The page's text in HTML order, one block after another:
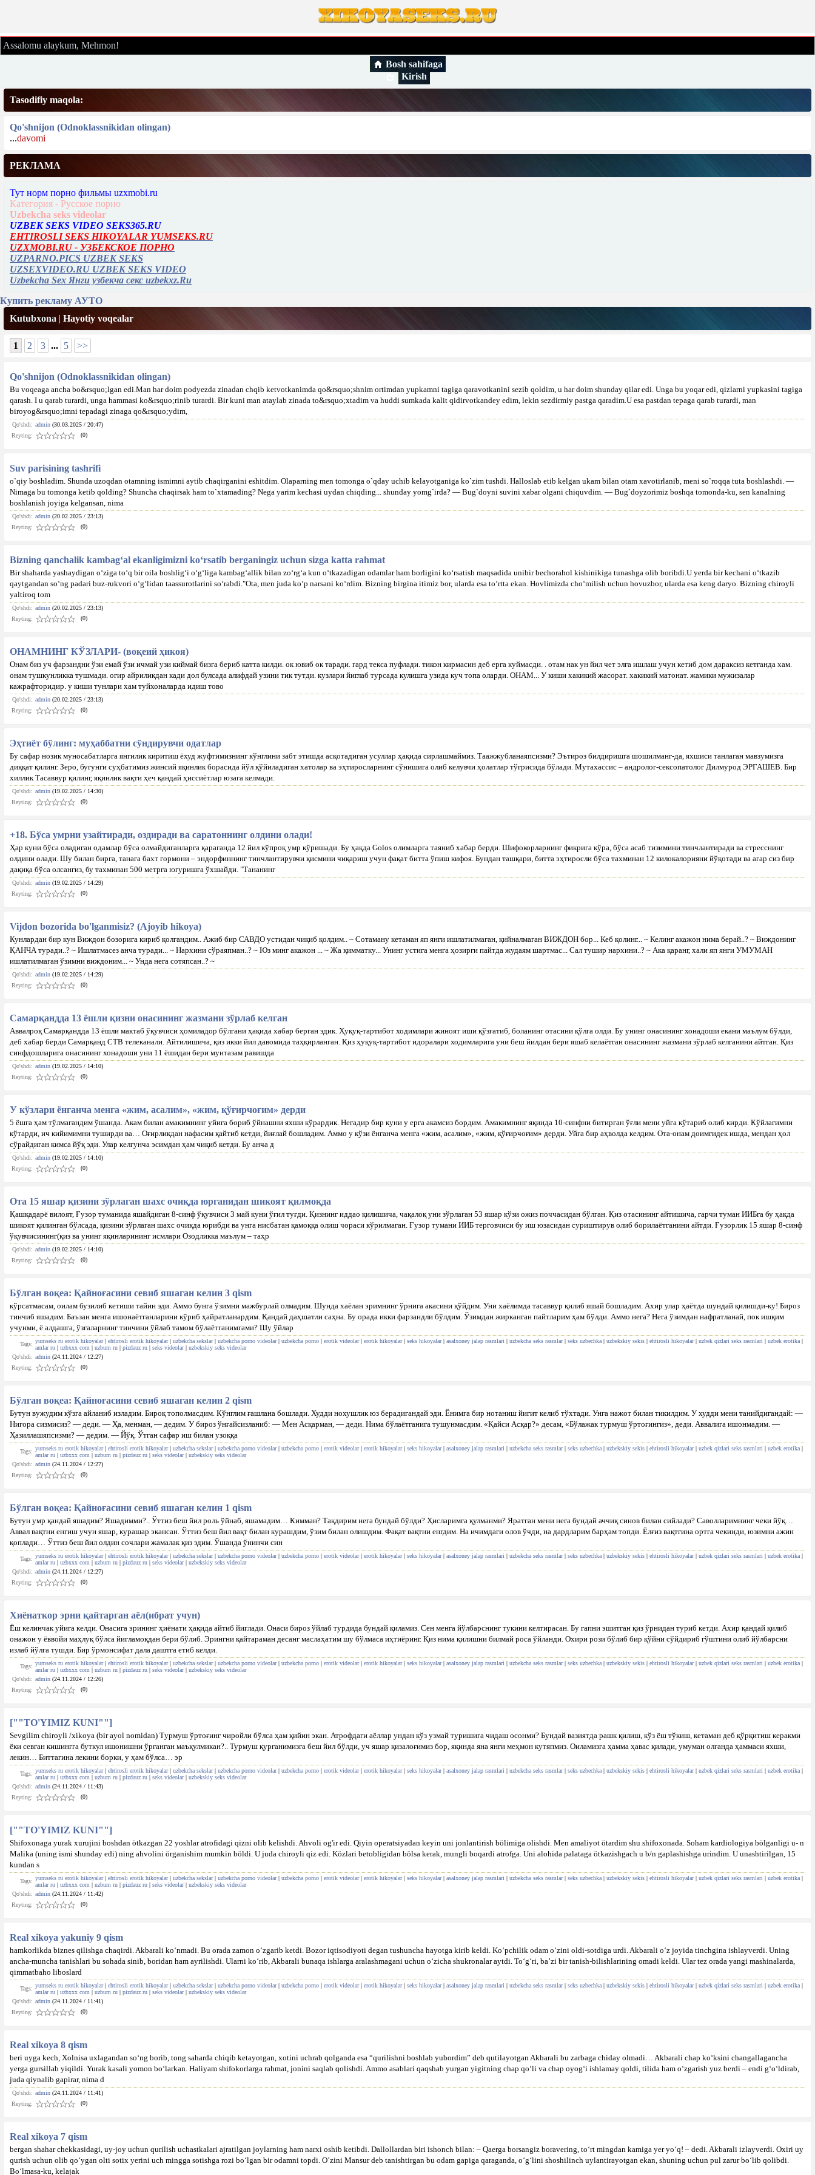
Assalomu alaykum, Mehmon!
Bosh sahifaga
Kirish
Tasodifiy maqola:
Qo'shnijon (Odnoklassnikidan olingan)
...davomi
РЕКЛАМА
Тут норм порно фильмы uzxmobi.ru
Категория - Русское порно
Uzbekcha seks videolar
UZBEK SEKS VIDEO SEKS365.RU
EHTIROSLI SEKS HIKOYALAR YUMSEKS.RU
UZXMOBI.RU - УЗБЕКСКОЕ ПОРНО
UZPARNO.PICS UZBEK SEKS
UZSEXVIDEO.RU UZBEK SEKS VIDEO
Uzbekcha Sex Янги узбекча секс uzbekxz.Ru
Купить рекламу АУТО
Kutubxona | Hayotiy voqealar
1 2 3 ... 5 >>
Qo'shnijon (Odnoklassnikidan olingan)
Bu voqeaga ancha bo&rsquo;lgan edi.Man har doim podyezda zinadan chqib ketvotkanimda qo&rsquo;shnim ortimdan yupkamni tagiga qaravotkanini sezib qoldim, u har doim shunday qilar edi. Unga bu yoqar edi, qizlarni yupkasini tagiga
qarash. I u qarab turardi, unga hammasi ko&rsquo;rinib turardi. Bir kuni man ataylab zinada to&rsquo;xtadim va huddi sumkada kalit qidirvotkandey edim, lekin sezdirmiy pastga qaradim.U esa pastdan tepaga qarab turardi, man
biroyog&rsquo;imni tepadagi zinaga qo&rsquo;ydim,
Qo'shdi: admin (30.03.2025 / 20:47)
Reyting:
(0)
Suv parisining tashrifi
o`qiy boshladim. Shunda uzoqdan otamning ismimni aytib chaqirganini eshitdim. Olaparning men tomonga o`qday uchib kelayotganiga ko`zim tushdi. Halloslab etib kelgan ukam bilan otam xavotirlanib, meni so`roqqa tuta boshlashdi. —
Nimaga bu tomonga ketib qolding? Shuncha chaqirsak ham to`xtamading? Nega yarim kechasi uydan chiqding... shunday yomg`irda? — Bug`doyni suvini xabar olgani chiquvdim. — Bug`doyzorimiz boshqa tomonda-ku, sen kanalning
boshlanish joyiga kelgansan, nima
Qo'shdi: admin (20.02.2025 / 23:13)
Reyting:
(0)
Bizning qanchalik kambag‘al ekanligimizni ko‘rsatib berganingiz uchun sizga katta rahmat
Bir shaharda yashaydigan o‘ziga to‘q bir oila boshlig‘i o‘g‘liga kambag‘allik bilan zo‘rg‘a kun o‘tkazadigan odamlar ham borligini ko‘rsatish maqsadida unibir bechorahol kishinikiga tunashga olib boribdi.U yerda bir kechani o‘tkazib
qaytgandan so‘ng padari buz-rukvori o‘g‘lidan taassurotlarini so‘rabdi."Ota, men juda ko‘p narsani ko‘rdim. Bizning birgina itimiz bor, ularda esa to‘rtta ekan. Hovlimizda cho‘milish uchun hovuzbor, ularda esa keng daryo. Bizning chiroyli
yaltiroq tom
Qo'shdi: admin (20.02.2025 / 23:13)
Reyting:
(0)
ОНАМНИНГ КЎЗЛАРИ- (воқеий ҳикоя)
Онам биз уч фарзандни ўзи емай ўзи ичмай узи киймай бизга бериб катта килди. ок ювиб ок таради. гард текса пуфлади. тикон кирмасин деб ерга куймасди. . отам нак ун йил чет элга ишлаш учун кетиб дом дараксиз кетганда хам.
онам тушкунликка тушмади. огир айриликдан кади дол булсада алифдай узини тик тутди. кузлари йиглаб турсада кулишга узида куч топа оларди. ОНАМ... У киши хакикий жасорат. хакикий матонат. жамики мужизалар
кажрафторидир. у киши тунлари хам туйхоналарда идиш тово
Qo'shdi: admin (20.02.2025 / 23:13)
Reyting:
(0)
Эҳтиёт бўлинг: муҳаббатни сўндирувчи одатлар
Бу сафар нозик муносабатларга янгилик киритиш ёхуд жуфтимизнинг кўнглини забт этишда асқотадиган усуллар ҳақида сирлашмаймиз. Таажжубланаяпсизми? Эътироз билдиришга шошилманг-да, яхшиси танлаган мавзумизга
диққат қилинг. Зеро, бугунги суҳбатимиз жинсий яқинлик борасида йўл қўйиладиган хатолар ва эҳтиросларнинг сўнишига олиб келувчи ҳолатлар тўғрисида бўлади. Мутахассис – андролог-сексопатолог Дилмурод ЭРГАШЕВ. Бир
хиллик Тасаввур қилинг, яқинлик вақти ҳеч қандай ҳиссиётлар юзага келмади.
Qo'shdi: admin (19.02.2025 / 14:30)
Reyting:
(0)
+18. Бўса умрни узайтиради, оздиради ва саратоннинг олдини олади!
Ҳар куни бўса оладиган одамлар бўса олмайдиганларга қараганда 12 йил кўпроқ умр кўришади. Бу ҳақда Golos олимларга таяниб хабар берди. Шифокорларнинг фикрига кўра, бўса асаб тизимини тинчлантиради ва стресснинг
олдини олади. Шу билан бирга, танага бахт гормони – эндорфиннинг тинчлантирувчи қисмини чиқариш учун фақат битта ўпиш кифоя. Бундан ташқари, битта эҳтиросли бўса тахминан 12 килокалорияни йўқотади ва агар сиз бир
дақиқа бўса олсангиз, бу тахминан 500 метрга югуришга ўхшайди. "Тананинг
Qo'shdi: admin (19.02.2025 / 14:29)
Reyting:
(0)
Vijdon bozorida bo'lganmisiz? (Ajoyib hikoya)
Кунлардан бир кун Виждон бозорига кириб қолгандим.. Ажиб бир САВДО устидан чиқиб қолдим.. ~ Сотаману кетаман яп янги ишлатилмаган, қийналмаган ВИЖДОН бор... Кеб қолинг... ~ Келинг акажон нима берай..? ~ Виждонинг
ҚАНЧА туради..? ~ Ишлатмасез анча туради... ~ Нархини сўраяпман..? ~ Юз минг акажон ... ~ Жа қимматку... Унинг устига менга ҳозирги пайтда жудаям шартмас... Сал тушир нархини..? ~ Ака қаранг, хали яп янги УМУМАН
ишлатилмаган ўзимни виждоним... ~ Унда нега сотяпсан..? ~
Qo'shdi: admin (19.02.2025 / 14:29)
Reyting:
(0)
Самарқандда 13 ёшли қизни онасининг жазмани зўрлаб келган
Aввалроқ Самарқандда 13 ёшли мактаб ўқувчиси ҳомиладор бўлгани ҳақида хабар берган эдик. Ҳуқуқ-тартибот ходимлари жиноят иши қўзғатиб, боланинг отасини қўлга олди. Бу унинг онасининг хонадоши екани маълум бўлди,
деб хабар берди Самарқанд СТВ телеканали. Aйтилишича, қиз икки йил давомида таҳқирланган. Қиз ҳуқуқ-тартибот идоралари ходимларига уни беш йилдан бери яшаб келаётган онасининг жазмани зўрлаб келганини айтган. Қиз
синфдошларига онасининг хонадоши уни 11 ёшидан бери мунтазам равишда
Qo'shdi: admin (19.02.2025 / 14:10)
Reyting:
(0)
У кўзлари ёнганча менга «жим, асалим», «жим, қўғирчоғим» дерди
5 ёшга ҳам тўлмагандим ўшанда. Акам билан амакимнинг уйига бориб ўйнашни яхши кўрардик. Негадир бир куни у ерга акамсиз бордим. Амакимнинг яқинда 10-синфни битирган ўғли мени уйга кўтариб олиб кирди. Кўйлагимни
кўтарди, ич кийимимни туширди ва… Оғирликдан нафасим қайтиб кетди, йиғлай бошладим. Аммо у кўзи ёнганча менга «жим, асалим», «жим, қўғирчоғим» дерди. Уйга бир аҳволда келдим. Ота-онам доимгидек ишда, мендан ҳол
сўрайдиган кимса йўқ эди. Улар келгунча эсимдан ҳам чиқиб кетди. Бу анча д
Qo'shdi: admin (19.02.2025 / 14:10)
Reyting:
(0)
Ота 15 яшар қизини зўрлаган шахс очиқда юрганидан шикоят қилмоқда
Қашқадарё вилоят, Ғузор туманида яшайдиган 8-синф ўқувчиси 3 май куни ўғил туғди. Қизнинг иддао қилишича, чақалоқ уни зўрлаган 53 яшар кўзи ожиз поччасидан бўлган. Қиз отасининг айтишича, гарчи туман ИИБга бу ҳақда
шикоят қилинган бўлсада, қизини зўрлаган шахс очиқда юрибди ва унга нисбатан қамоққа олиш чораси кўрилмаган. Ғузор тумани ИИБ терговчиси бу иш юзасидан суриштирув олиб борилаётганини айтди. Ғузорлик 15 яшар 8-синф
ўқувчисининг(қиз ва унинг яқинларининг исмлари Озодликка маълум – таҳр
Qo'shdi: admin (19.02.2025 / 14:10)
Reyting:
(0)
Бўлган воқеа: Қайноғасини севиб яшаган келин 3 qism
кўрсатмасам, оилам бузилиб кетиши тайин эди. Аммо бунга ўзимни мажбурлай олмадим. Шунда хаёлан эримнинг ўрнига акасини қўйдим. Уни хаёлимда тасаввур қилиб яшай бошладим. Ахир улар ҳаётда шундай қилишди-ку! Бироз
тинчиб яшадим. Баъзан менга ишонаётганларини кўриб ҳайратланардим. Қандай даҳшатли саҳна. Бу орада икки фарзандли бўлдим. Ўзимдан жирканган пайтларим ҳам бўлди. Аммо нега? Нега ўзимдан нафратланай, пок ишқим
учунми, ё алдашга, ўзгаларнинг тинчини ўйлаб тамом бўлаётганимгами? Шу ўйлар
Tags: yumseks ru erotik hikoyalar| ehtirosli erotik hikoyalar| uzbekcha sekslar| uzbekcha porno videolar| uzbekcha porno | erotik videolar| erotik hikoyalar| seks hikoyalar| asalxoney jalap rasmlari | uzbekcha seks rasmlar| seks uzbechka | uzbekskiy sekis | ehtirosli hikoyalar| uzbek qizlari seks rasmlari | uzbek erotika |
amlar ru | uzbxxx com | uzbum ru | pizdauz ru | seks videolar| uzbekskiy seks videolar
Qo'shdi: admin (24.11.2024 / 12:27)
Reyting:
(0)
Бўлган воқеа: Қайноғасини севиб яшаган келин 2 qism
Бутун вужудим кўзга айланиб изладим. Бироқ тополмасдим. Кўнглим ғашлана бошлади. Худди нохушлик юз берадигандай эди. Ёнимга бир нотаниш йигит келиб тўхтади. Унга нажот билан тикилдим. У худди мени танийдигандай: —
Нигора сизмисиз? — деди. — Ҳа, менман, — дедим. У бироз ўнғайсизланиб: — Мен Асқарман, — деди. Нима бўлаётганига тушунмасдим. «Қайси Асқар?» десам, «Бўлажак турмуш ўртоғингиз», деди. Аввалига ишонмадим. —
Ҳазиллашяпсизми? — дедим. — Йўқ. Ўтган сафар иш билан узоққа
Tags: yumseks ru erotik hikoyalar| ehtirosli erotik hikoyalar| uzbekcha sekslar| uzbekcha porno videolar| uzbekcha porno | erotik videolar| erotik hikoyalar| seks hikoyalar| asalxoney jalap rasmlari | uzbekcha seks rasmlar| seks uzbechka | uzbekskiy sekis | ehtirosli hikoyalar| uzbek qizlari seks rasmlari | uzbek erotika |
amlar ru | uzbxxx com | uzbum ru | pizdauz ru | seks videolar| uzbekskiy seks videolar
Qo'shdi: admin (24.11.2024 / 12:27)
Reyting:
(0)
Бўлган воқеа: Қайноғасини севиб яшаган келин 1 qism
Бутун умр қандай яшадим? Яшадимми?.. Ўттиз беш йил роль ўйнаб, яшамадим… Кимман? Тақдирим нега бундай бўлди? Ҳисларимга қулманми? Яратган мени нега бундай аччиқ синов билан сийлади? Саволларимнинг чеки йўқ…
Аввал вақтни енгиш учун яшар, курашар экансан. Ўттиз беш йил вақт билан курашдим, ўзим билан олишдим. Фақат вақтни енгдим. На ичимдаги олов ўчди, на дардларим барҳам топди. Ёлғиз вақтгина ортга чекинди, юзимни ажин
қоплади… Ўттиз беш йил олдин сочлари жамалак қиз эдим. Ўшанда ўнинчи син
Tags: yumseks ru erotik hikoyalar| ehtirosli erotik hikoyalar| uzbekcha sekslar| uzbekcha porno videolar| uzbekcha porno | erotik videolar| erotik hikoyalar| seks hikoyalar| asalxoney jalap rasmlari | uzbekcha seks rasmlar| seks uzbechka | uzbekskiy sekis | ehtirosli hikoyalar| uzbek qizlari seks rasmlari | uzbek erotika |
amlar ru | uzbxxx com | uzbum ru | pizdauz ru | seks videolar| uzbekskiy seks videolar
Qo'shdi: admin (24.11.2024 / 12:27)
Reyting:
(0)
Хиёнаткор эрни қайтарган аёл(ибрат учун)
Ёш келинчак уйига келди. Онасига эрининг ҳиёнати ҳақида айтиб йиғлади. Онаси бироз ўйлаб турдида бундай қиламиз. Сен менга йўлбарснинг тукини келтирасан. Бу гапни эшитган қиз ўрнидан туриб кетди. Ахир қандай қилиб
онажон у ёввойи маҳлуқ бўлса йиғламоқдан бери бўлиб. Эрингни қайтараман десанг маслаҳатим шу бўлмаса иҳтиёринг. Қиз нима қилишни билмай роса ўйланди. Охири рози бўлиб бир қўйни сўйдириб гўштини олиб йўлбарсни
излаб йўлга тушди. Бир ўрмонсифат дала даштга етиб келди.
Tags: yumseks ru erotik hikoyalar| ehtirosli erotik hikoyalar| uzbekcha sekslar| uzbekcha porno videolar| uzbekcha porno | erotik videolar| erotik hikoyalar| seks hikoyalar| asalxoney jalap rasmlari | uzbekcha seks rasmlar| seks uzbechka | uzbekskiy sekis | ehtirosli hikoyalar| uzbek qizlari seks rasmlari | uzbek erotika |
amlar ru | uzbxxx com | uzbum ru | pizdauz ru | seks videolar| uzbekskiy seks videolar
Qo'shdi: admin (24.11.2024 / 12:26)
Reyting:
(0)
[""TO'YIMIZ KUNI""]
Sevgilim chiroyli /xikoya (bir ayol nomidan) Tурмуш ўртоғинг чиройли бўлса ҳам қийин экан. Атрофдаги аёллар ундан кўз узмай туришига чидаш осонми? Бундай вазиятда рашк қилиш, кўз ёш тўкиш, кетаман деб қўрқитиш керакми
ёки севган кишингга буткул ишонишни ўрганган маъқулмикан?.. Турмуш қурганимизга беш йил бўлди, уч яшар қизалоғимиз бор, яқинда яна янги меҳмон кутяпмиз. Оиламизга ҳамма ҳавас қилади, умуман олганда ҳаммаси яхши,
лекин… Биттагина лекини борки, у ҳам бўлса… эр
Tags: yumseks ru erotik hikoyalar| ehtirosli erotik hikoyalar| uzbekcha sekslar| uzbekcha porno videolar| uzbekcha porno | erotik videolar| erotik hikoyalar| seks hikoyalar| asalxoney jalap rasmlari | uzbekcha seks rasmlar| seks uzbechka | uzbekskiy sekis | ehtirosli hikoyalar| uzbek qizlari seks rasmlari | uzbek erotika |
amlar ru | uzbxxx com | uzbum ru | pizdauz ru | seks videolar| uzbekskiy seks videolar
Qo'shdi: admin (24.11.2024 / 11:43)
Reyting:
(0)
[""TO'YIMIZ KUNI""]
Shifoxonaga yurak xurujini boshdan ötkazgan 22 yoshlar atrofidagi qizni olib kelishdi. Ahvoli og'ir edi. Qiyin operatsiyadan keyin uni jonlantirish bölimiga olishdi. Men amaliyot ötardim shu shifoxonada. Soham kardiologiya bölganligi u- n
Malika (uning ismi shunday edi) ning ahvolini örganishim mumkin böldi. U juda chiroyli qiz edi. Közlari betobligidan bölsa kerak, mungli boqardi atrofga. Uni alohida palataga ötkazishgach u b/n gaplashishga urindim. U unashtirilgan, 15
kundan s
Tags: yumseks ru erotik hikoyalar| ehtirosli erotik hikoyalar| uzbekcha sekslar| uzbekcha porno videolar| uzbekcha porno | erotik videolar| erotik hikoyalar| seks hikoyalar| asalxoney jalap rasmlari | uzbekcha seks rasmlar| seks uzbechka | uzbekskiy sekis | ehtirosli hikoyalar| uzbek qizlari seks rasmlari | uzbek erotika |
amlar ru | uzbxxx com | uzbum ru | pizdauz ru | seks videolar| uzbekskiy seks videolar
Qo'shdi: admin (24.11.2024 / 11:42)
Reyting:
(0)
Real xikoya yakuniy 9 qism
hamkorlikda biznes qilishga chaqirdi. Akbarali ko‘nmadi. Bu orada zamon o‘zgarib ketdi. Bozor iqtisodiyoti degan tushuncha hayotga kirib keldi. Ko‘pchilik odam o‘zini oldi-sotdiga urdi. Akbarali o‘z joyida tinchgina ishlayverdi. Uning
ancha-muncha tanishlari bu sohada sinib, boridan ham ayrilishdi. Ularni ko‘rib, Akbarali bunaqa ishlarga aralashmagani uchun o‘zicha shukronalar aytdi. To‘g‘ri, ba’zi bir tanish-bilishlarining omadi keldi. Ular tez orada yangi mashinalarda,
qimmatbaho liboslard
Tags: yumseks ru erotik hikoyalar| ehtirosli erotik hikoyalar| uzbekcha sekslar| uzbekcha porno videolar| uzbekcha porno | erotik videolar| erotik hikoyalar| seks hikoyalar| asalxoney jalap rasmlari | uzbekcha seks rasmlar| seks uzbechka | uzbekskiy sekis | ehtirosli hikoyalar| uzbek qizlari seks rasmlari | uzbek erotika |
amlar ru | uzbxxx com | uzbum ru | pizdauz ru | seks videolar| uzbekskiy seks videolar
Qo'shdi: admin (24.11.2024 / 11:41)
Reyting:
(0)
Real xikoya 8 qism
beri uyga kech, Xolnisa uxlagandan so‘ng borib, tong saharda chiqib ketayotgan, xotini uchrab qolganda esa “qurilishni boshlab yubordim” deb qutilayotgan Akbarali bu zarbaga chiday olmadi… Akbarali chap ko‘ksini changallagancha
yerga gursillab yiqildi. Yurak kasali yomon bo‘larkan. Haliyam shifokorlarga rahmat, jonini saqlab qolishdi. Ammo asablari qaqshab yurgan yigitning chap qo‘li va chap oyog‘i ishlamay qoldi, tilida ham o‘zgarish yuz berdi – endi g‘o‘ldirab,
juda qiynalib gapirar, nima d
Qo'shdi: admin (24.11.2024 / 11:41)
Reyting:
(0)
Real xikoya 7 qism
bergan shahar chekkasidagi, uy-joy uchun qurilish uchastkalari ajratilgan joylarning ham narxi oshib ketibdi. Dallollardan biri ishonch bilan: – Qaerga borsangiz boravering, to‘rt mingdan kamiga yer yo‘q! – dedi. Akbarali izlayverdi. Oxiri uy
qurish uchun olib qo‘ygan olti sotix yerini uch mingga sotishga rozi bo‘lgan bir odamni topdi. O’zini Mansur deb tanishtirgan bu odam gapiga qaraganda, o‘g‘lini shoshilinch uylantirayotgan ekan, shuning uchun pul zarur bo‘lib qolibdi.
Bo‘lmasa-ku, kelajak